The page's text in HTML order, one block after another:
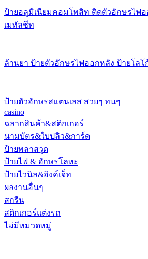
ป้ายอลูมิเนียมคอมโพสิท ติดตัวอักษรไฟอ
เมทัลชีท
ล้านยา ป้ายตัวอักษรไฟออกหลัง ป้ายโล
ป้ายตัวอักษรสแตนเลส สวยๆ ทนๆ
casino
ฉลากสินค้า&สติกเกอร์
นามบัตร&ใบปลิว&การ์ด
ป้ายพลาสวูด
ป้ายไฟ & อักษรโลหะ
ป้ายไวนิล&อิงค์เจ็ท
ผลงานอื่นๆ
สกรีน
สติกเกอร์แต่งรถ
ไม่มีหมวดหมู่